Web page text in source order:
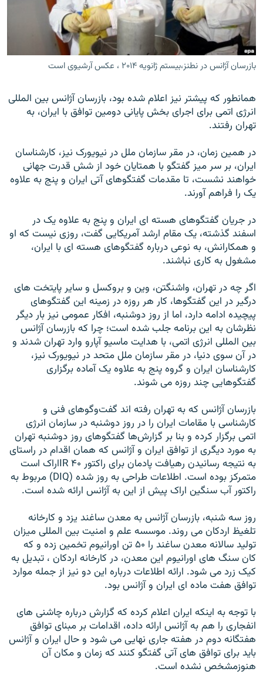
زبان‌های دیگر
بازرسان آژانس در نطنز،بیستم ژانویه ۲۰۱۴ ، عکس آرشیوی است
همانطور که پيشتر نيز اعلام شده بود، بازرسان آژانس بين المللی
انرژی اتمی برای اجرای بخش پايانی دومين توافق با ايران، به
تهران رفتند.
در همين زمان، در مقر سازمان ملل در نيويورک نيز، کارشناسان
ايران، بر سر ميز گفتگو با همتايان خود از شش قدرت جهانی
خواهند نشست، تا مقدمات گفتگوهای آتی ايران و پنج به علاوه
يک را فراهم آورند.
در جريان گفتگوهای هسته ای ايران و پنج به علاوه يک در
اسفند گذشته، يک مقام ارشد آمريکايی گفت، روزی نيست که او
و همکارانش، به نوعی درباره گفتگوهای هسته ای با ايران،
مشغول به کاری نباشند.
اگر چه در تهران، واشنگتن، وين و بروکسل و ساير پايتخت های
درگير در اين گفتگوها، کار هر روزه در زمينه اين گفتگوهای
پيچيده ادامه دارد، اما از روز دوشنبه، افکار عمومی نيز بار ديگر
نظرشان به اين برنامه جلب شده است؛ چرا که بازرسان آژانس
بين المللی انرژی اتمی، با هدايت ماسيو آپارو وارد تهران شدند و
در آن سوی دنيا، در مقر سازمان ملل متحد در نيويورک نيز،
کارشناسان ايران و گروه پنج به علاوه يک آماده برگزاری
گفتگوهايی چند روزه می شوند.
بازرسان آژانس که به تهران رفته اند گفت‌وگوهای فنی و
کارشناسی با مقامات ايران را در روز دوشنبه در سازمان انرژی
اتمی برگزار کرده و بنا بر گزارش‌ها گفتگوهای روز دوشنبه تهران
به مورد ديگری از توافق ايران و آژانس که همان ‌اقدام در راستای
به نتيجه رسانيدن رهيافت پادمان برای راکتور IR ۴۰اراک است
متمرکز بوده است. اطلاعات طراحی به روز شده (DIQ) مربوط به
راکتور آب سنگين اراک پيش از اين به آژانس ارائه شده است.
روز سه شنبه، بازرسان آژانس به معدن ساغند يزد و کارخانه
تلغيظ اردکان می روند. موسسه علم و امنيت بين المللی ميزان
توليد سالانه معدن ساغند را ۵۰ تن اورانيوم تخمين زده و که
کان سنگ های اورانيوم اين معدن، در کارخانه اردکان ، تبديل به
کيک زرد می شود. ارائه اطلاعات درباره اين دو نيز از جمله موارد
توافق هفت ماده ای ايران و آژانس بود.
با توجه به اينکه ايران اعلام کرده که گزارش درباره چاشنی های
انفجاری را هم به آژانس ارائه داده، اقدامات بر مبنای توافق
هفتگانه دوم در هفته جاری نهايی می شود و حال ايران و آژانس
بايد برای توافق های آتی گفتگو کنند که زمان و مکان آن
هنوزمشخص نشده است.